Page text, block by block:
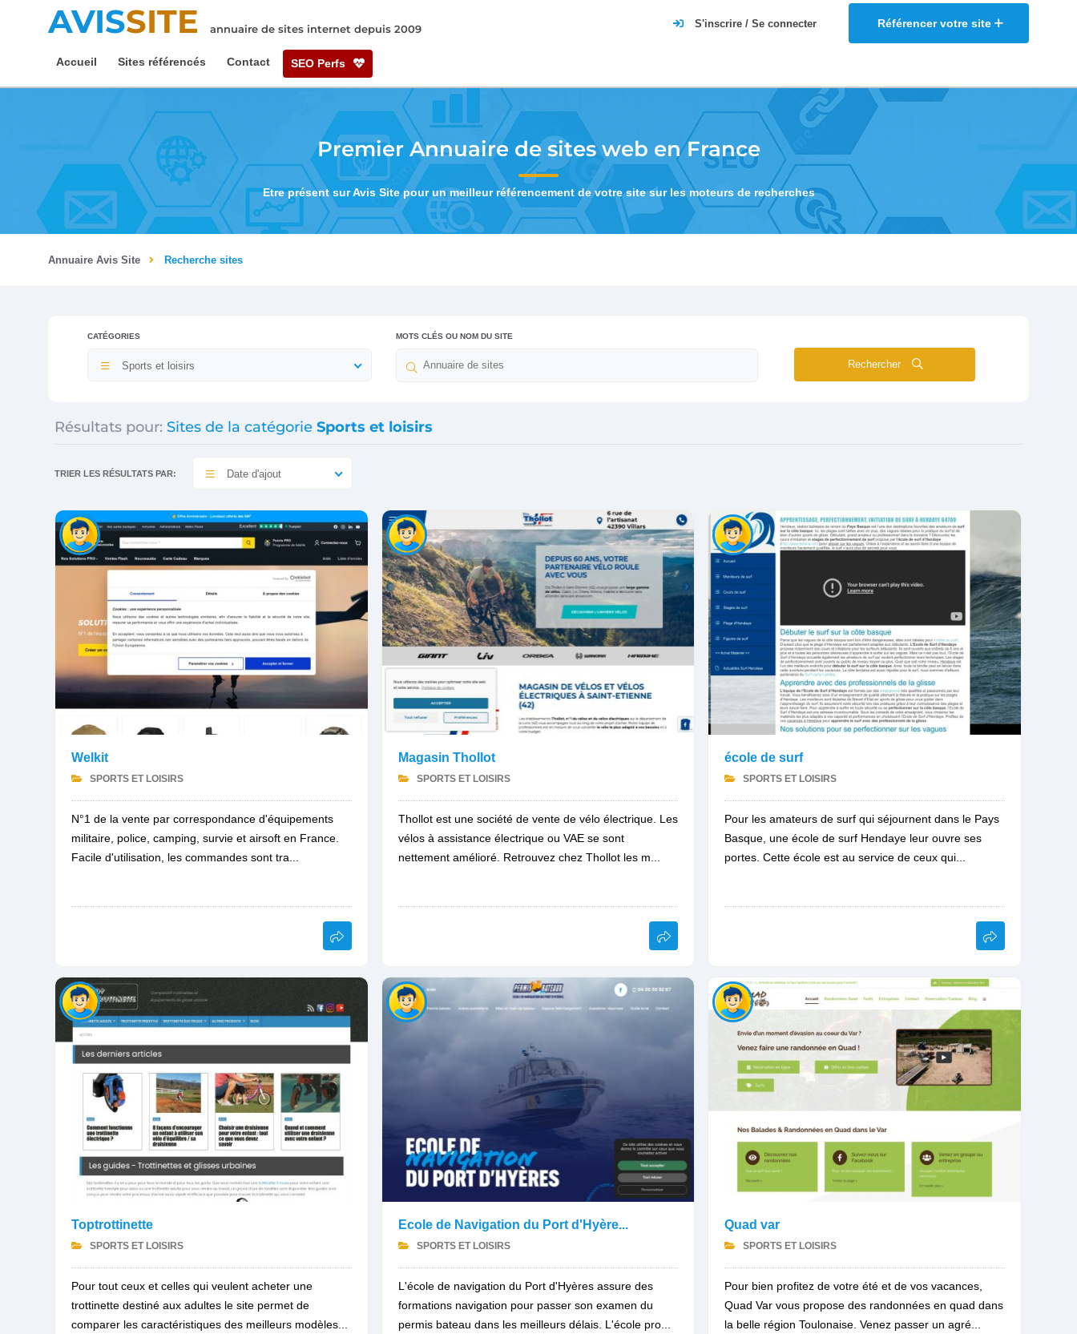
AVISSITE annuaire de sites internet depuis 2009 Référencer votre site
S'inscrire / Se connecter
Accueil Sites référencés Contact SEO Perfs
Premier Annuaire de sites web en France
Etre présent sur Avis Site pour un meilleur référencement de votre site sur les moteurs de recherches
Annuaire Avis Site Recherche sites
CATÉGORIES
Sports et loisirs
MOTS CLÉS OU NOM DU SITE
Rechercher
Résultats pour: Sites de la catégorie Sports et loisirs
TRIER LES RÉSULTATS PAR: Date d'ajout
Welkit
SPORTS ET LOISIRS
N°1 de la vente par correspondance d'équipements
militaire, police, camping, survie et airsoft en France.
Facile d'utilisation, les commandes sont tra...
Magasin Thollot
SPORTS ET LOISIRS
Thollot est une société de vente de vélo électrique. Les
vélos à assistance électrique ou VAE se sont
nettement amélioré. Retrouvez chez Thollot les m...
école de surf
SPORTS ET LOISIRS
Pour les amateurs de surf qui séjournent dans le Pays
Basque, une école de surf Hendaye leur ouvre ses
portes. Cette école est au service de ceux qui...
Toptrottinette
SPORTS ET LOISIRS
Pour tout ceux et celles qui veulent acheter une
trottinette destiné aux adultes le site permet de
comparer les caractéristiques des meilleurs modèles...
Ecole de Navigation du Port d'Hyère...
SPORTS ET LOISIRS
L'école de navigation du Port d'Hyères assure des
formations navigation pour passer son examen du
permis bateau dans les meilleurs délais. L'école pro...
Quad var
SPORTS ET LOISIRS
Pour bien profitez de votre été et de vos vacances,
Quad Var vous propose des randonnées en quad dans
la belle région Toulonaise. Venez passer un agré...